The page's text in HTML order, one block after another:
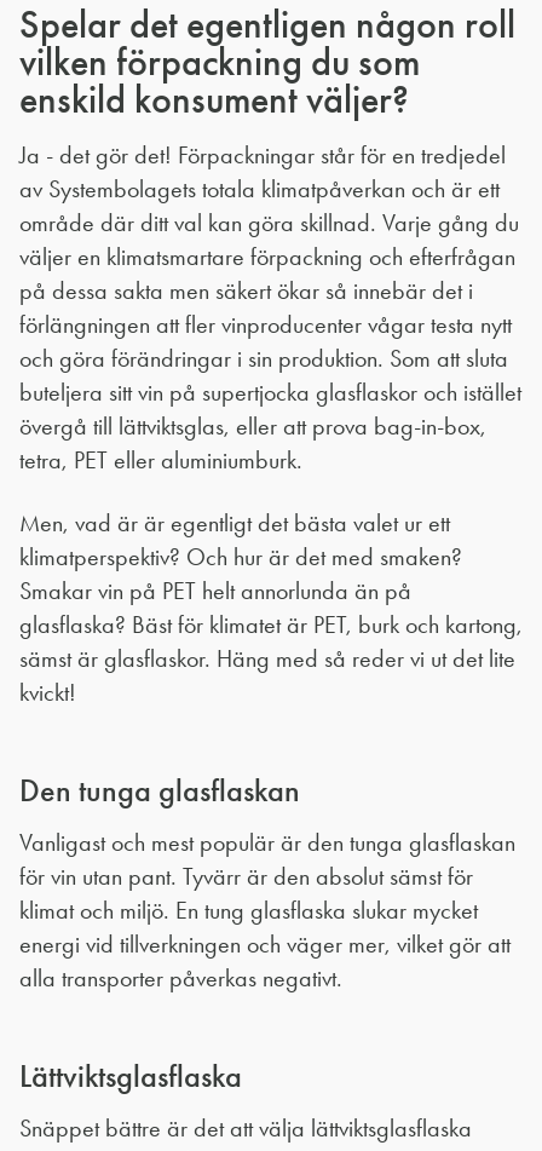
Spelar det egentligen någon roll
vilken förpackning du som
enskild konsument väljer?
Ja - det gör det! Förpackningar står för en tredjedel
av Systembolagets totala klimatpåverkan och är ett
område där ditt val kan göra skillnad. Varje gång du
väljer en klimatsmartare förpackning och efterfrågan
på dessa sakta men säkert ökar så innebär det i
förlängningen att fler vinproducenter vågar testa nytt
och göra förändringar i sin produktion. Som att sluta
buteljera sitt vin på supertjocka glasflaskor och istället
övergå till lättviktsglas, eller att prova bag-in-box,
tetra, PET eller aluminiumburk.
Men, vad är är egentligt det bästa valet ur ett
klimatperspektiv? Och hur är det med smaken?
Smakar vin på PET helt annorlunda än på
glasflaska? Bäst för klimatet är PET, burk och kartong,
sämst är glasflaskor. Häng med så reder vi ut det lite
kvickt!
Den tunga glasflaskan
Vanligast och mest populär är den tunga glasflaskan
för vin utan pant. Tyvärr är den absolut sämst för
klimat och miljö. En tung glasflaska slukar mycket
energi vid tillverkningen och väger mer, vilket gör att
alla transporter påverkas negativt.
Lättviktsglasflaska
Snäppet bättre är det att välja lättviktsglasflaska